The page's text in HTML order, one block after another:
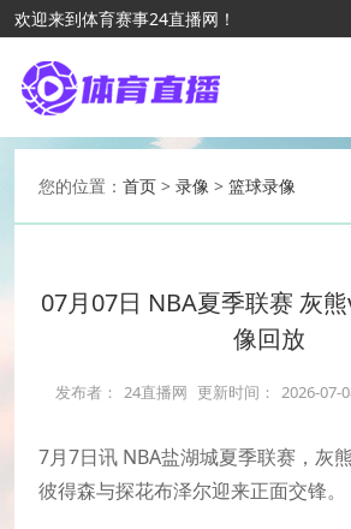
欢迎来到体育赛事24直播网！
您的位置： 首页 > 录像 > 篮球录像
07月07日 NBA夏季联赛 灰
像回放
发布者： 24直播网 更新时间： 2026-07-
7月7日讯 NBA盐湖城夏季联赛，灰
彼得森与探花布泽尔迎来正面交锋。